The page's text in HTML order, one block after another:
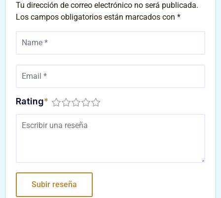
Tu dirección de correo electrónico no será publicada.
Los campos obligatorios están marcados con *
Rating*